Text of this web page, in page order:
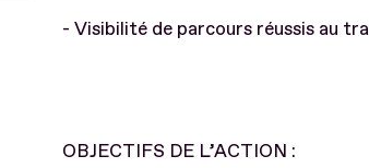
- Visibilité de parcours réussis au
OBJECTIFS DE L’ACTION :